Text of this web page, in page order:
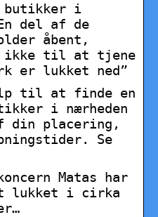
butikker i
del af de
åbent,
ikke til at tjene
er lukket ned”
til at finde en
i nærheden
din placering,
Se
Matas har
lukket i cirka